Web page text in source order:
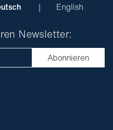
English
Newsletter:
Abonnieren